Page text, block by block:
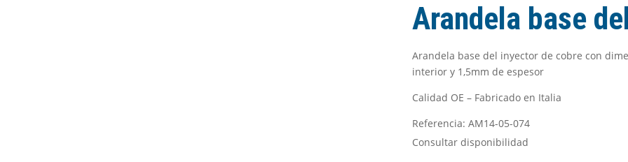
Arandela base
Arandela base del inyector de cobre con
interior y 1,5mm de espesor
Calidad OE – Fabricado en Italia
Referencia: AM14-05-074
Consultar disponibilidad